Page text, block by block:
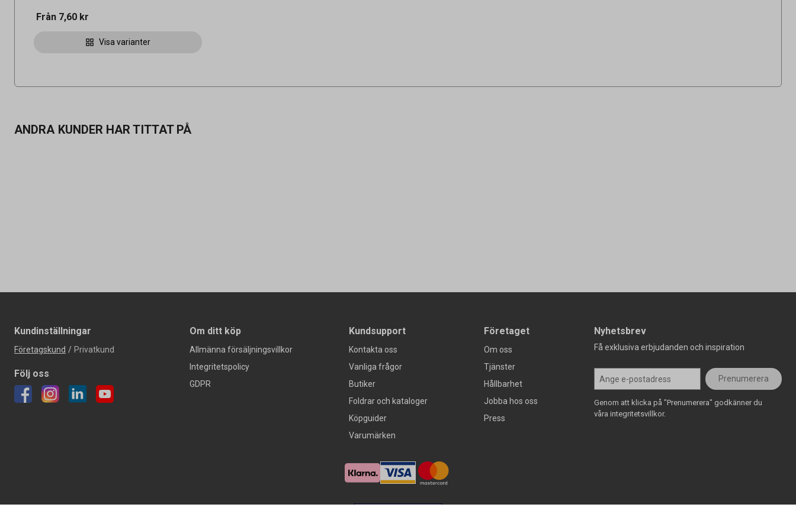
Från 7,60 kr
Visa varianter
ANDRA KUNDER HAR TITTAT PÅ
Kundinställningar
Företagskund / Privatkund
Följ oss
Om ditt köp
Allmänna försäljningsvillkor
Integritetspolicy
GDPR
Kundsupport
Kontakta oss
Vanliga frågor
Butiker
Foldrar och kataloger
Köpguider
Varumärken
Företaget
Om oss
Tjänster
Hållbarhet
Jobba hos oss
Press
Nyhetsbrev
Få exklusiva erbjudanden och inspiration
Prenumerera
Genom att klicka på "Prenumerera" godkänner du
våra integritetsvillkor.